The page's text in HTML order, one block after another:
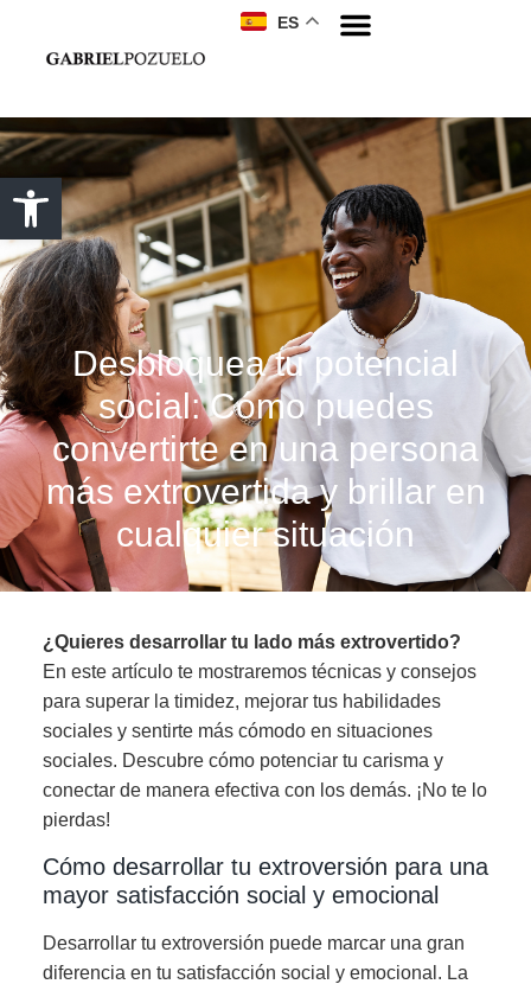
ES
Desbloquea tu potencial
social: Cómo puedes
convertirte en una persona
más extrovertida y brillar en
cualquier situación
¿Quieres desarrollar tu lado más extrovertido?
En este artículo te mostraremos técnicas y consejos
para superar la timidez, mejorar tus habilidades
sociales y sentirte más cómodo en situaciones
sociales. Descubre cómo potenciar tu carisma y
conectar de manera efectiva con los demás. ¡No te lo
pierdas!
Cómo desarrollar tu extroversión para una
mayor satisfacción social y emocional
Desarrollar tu extroversión puede marcar una gran
diferencia en tu satisfacción social y emocional. La